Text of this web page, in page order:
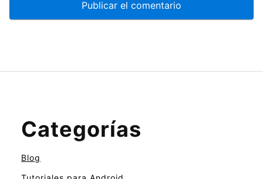
Categorías
Blog